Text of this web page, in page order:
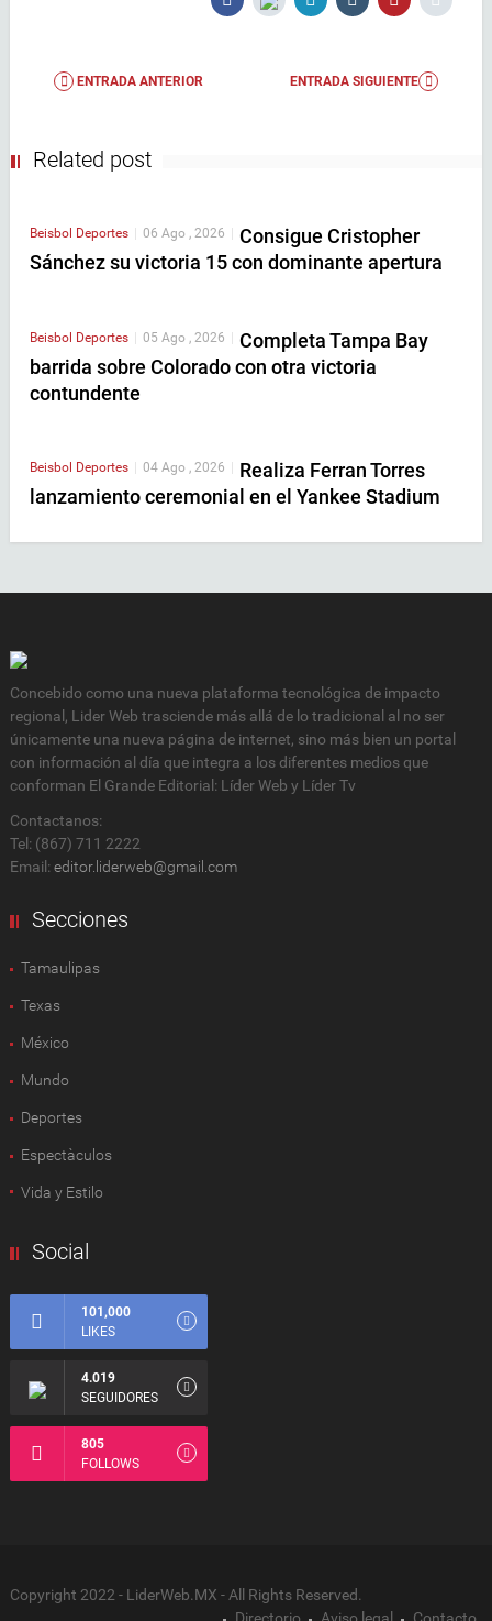
ENTRADA ANTERIOR ENTRADA SIGUIENTE
Related post
Beisbol Deportes 06 Ago , 2026
Consigue Cristopher
Sánchez su victoria 15 con dominante apertura
Beisbol Deportes | 05 Ago , 2026 | Completa Tampa Bay
barrida sobre Colorado con otra victoria
contundente
Beisbol Deportes 04 Ago , 2026
Realiza Ferran Torres
lanzamiento ceremonial en el Yankee Stadium
Concebido como una nueva plataforma tecnológica de impacto
regional, Lider Web trasciende más allá de lo tradicional al no ser
únicamente una nueva página de internet, sino más bien un portal
con información al día que integra a los diferentes medios que
conforman El Grande Editorial: Líder Web y Líder Tv
Contactanos:
Tel: (867) 711 2222
Email: editor.liderweb@gmail.com
Secciones
Tamaulipas
Texas
México
Mundo
Deportes
Espectàculos
Vida y Estilo
Social
101,000
LIKES
4.019
SEGUIDORES
805
FOLLOWS
Copyright 2022 - LiderWeb.MX - All Rights Reserved.